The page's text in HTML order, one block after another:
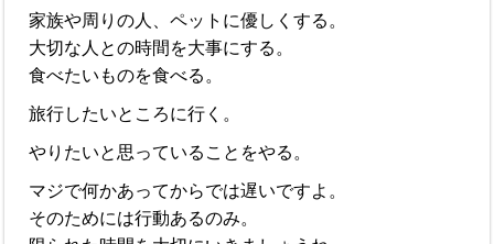
家族や周りの人、ペットに優しくする。
大切な人との時間を大事にする。
食べたいものを食べる。
旅行したいところに行く。
やりたいと思っていることをやる。
マジで何かあってからでは遅いですよ。
そのためには行動あるのみ。